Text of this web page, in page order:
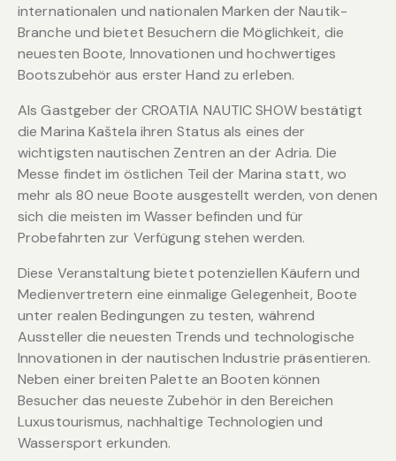
internationalen und nationalen Marken der Nautik-
Branche und bietet Besuchern die Möglichkeit, die
neuesten Boote, Innovationen und hochwertiges
Bootszubehör aus erster Hand zu erleben.
Als Gastgeber der CROATIA NAUTIC SHOW bestätigt
die Marina Kaštela ihren Status als eines der
wichtigsten nautischen Zentren an der Adria. Die
Messe findet im östlichen Teil der Marina statt, wo
mehr als 80 neue Boote ausgestellt werden, von denen
sich die meisten im Wasser befinden und für
Probefahrten zur Verfügung stehen werden.
Diese Veranstaltung bietet potenziellen Käufern und
Medienvertretern eine einmalige Gelegenheit, Boote
unter realen Bedingungen zu testen, während
Aussteller die neuesten Trends und technologische
Innovationen in der nautischen Industrie präsentieren.
Neben einer breiten Palette an Booten können
Besucher das neueste Zubehör in den Bereichen
Luxustourismus, nachhaltige Technologien und
Wassersport erkunden.